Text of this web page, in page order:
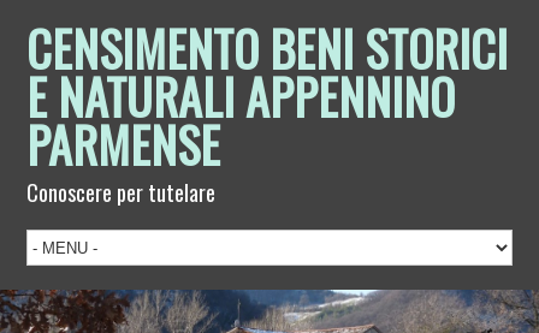
CENSIMENTO BENI STORICI
E NATURALI APPENNINO
PARMENSE
Conoscere per tutelare